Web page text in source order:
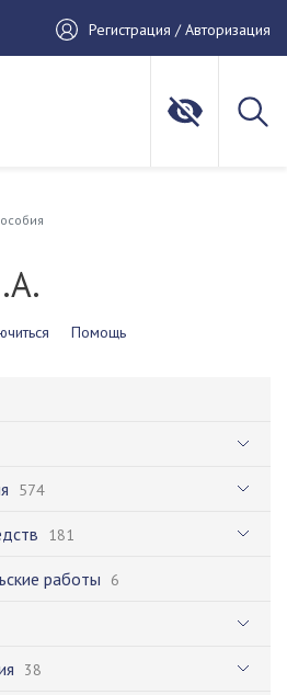
Регистрация / Авторизация
Помощь
574
181
работы 6
38